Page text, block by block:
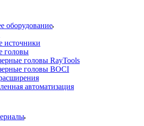
оборудование
источники
головы
головы RayTools
головы BOCI
автоматизация